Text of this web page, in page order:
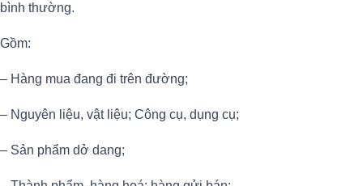
bình thường.
Gồm:
– Hàng mua đang đi trên đường;
– Nguyên liệu, vật liệu; Công cụ, dụng cụ;
– Sản phẩm dở dang;